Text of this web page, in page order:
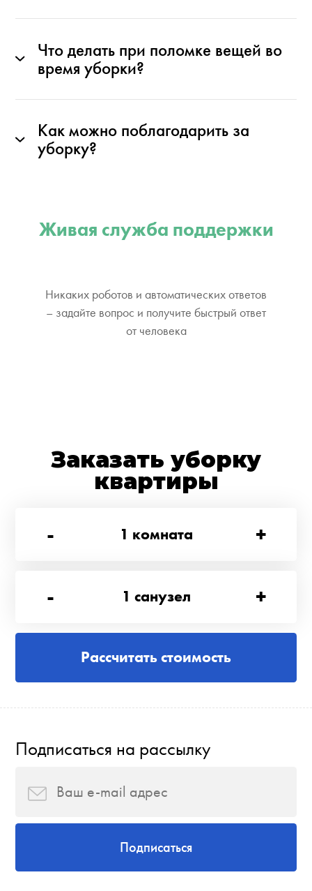
Что делать при поломке вещей во
время уборки?
Как можно поблагодарить за
уборку?
Живая служба поддержки
Никаких роботов и автоматических ответов
– задайте вопрос и получите быстрый ответ
от человека
Заказать уборку
квартиры
-
1 комната +
- 1 санузел +
Рассчитать стоимость
Подписаться на рассылку
Подписаться